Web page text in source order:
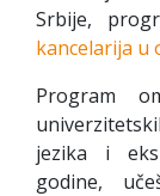
Srbije,
kancelarija u
Program
jezika i
godine,